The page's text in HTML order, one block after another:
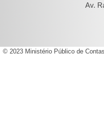
Av.
© 2023 Ministério Público de